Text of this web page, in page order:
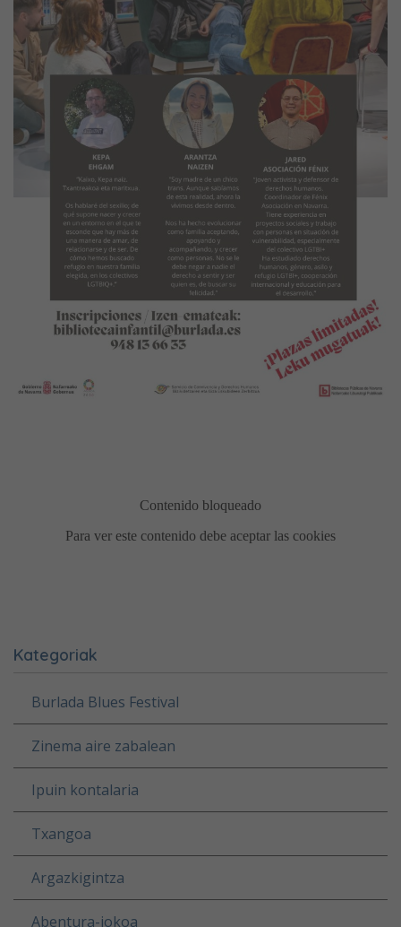
Kategoriak
Burlada Blues Festival
Zinema aire zabalean
Ipuin kontalaria
Txangoa
Argazkigintza
Abentura-jokoa